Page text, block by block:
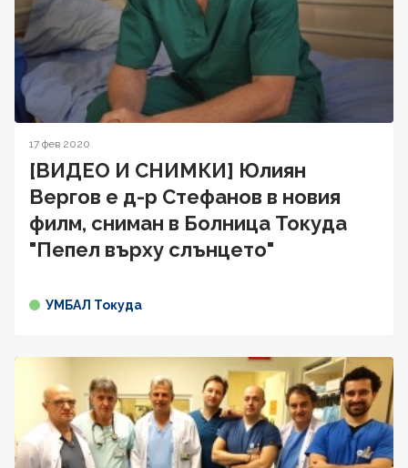
17 фев 2020
[ВИДЕО И СНИМКИ] Юлиян
Вергов е д-р Стефанов в новия
филм, сниман в Болница Токуда
"Пепел върху слънцето"
УМБАЛ Токуда